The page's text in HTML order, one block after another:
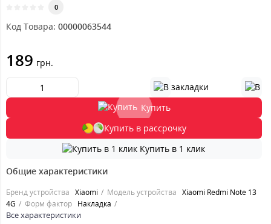
0
Код Товара: 00000063544
189 грн.
Купить
Купить в рассрочку
Купить в 1 клик
Общие характеристики
Бренд устройства Xiaomi Модель устройства Xiaomi Redmi Note 13
4G
Форм фактор Накладка
Все характеристики